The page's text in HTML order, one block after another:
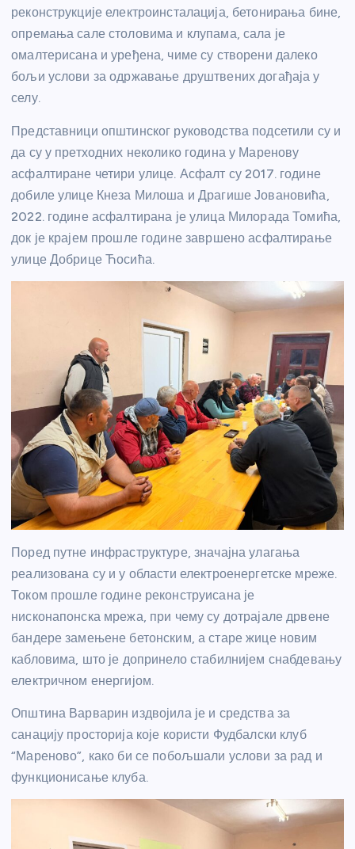
реконструкције електроинсталација, бетонирања бине,
опремања сале столовима и клупама, сала је
омалтерисана и уређена, чиме су створени далеко
бољи услови за одржавање друштвених догађаја у
селу.
Представници општинског руководства подсетили су и
да су у претходних неколико година у Маренову
асфалтиране четири улице. Асфалт су 2017. године
добиле улице Кнеза Милоша и Драгише Јовановића,
2022. године асфалтирана је улица Милорада Томића,
док је крајем прошле године завршено асфалтирање
улице Добрице Ћосића.
Поред путне инфраструктуре, значајна улагања
реализована су и у области електроенергетске мреже.
Током прошле године реконструисана је
нисконапонска мрежа, при чему су дотрајале дрвене
бандере замењене бетонским, а старе жице новим
кабловима, што је допринело стабилнијем снабдевању
електричном енергијом.
Општина Варварин издвојила је и средства за
санацију просторија које користи Фудбалски клуб
“Мареново”, како би се побољшали услови за рад и
функционисање клуба.